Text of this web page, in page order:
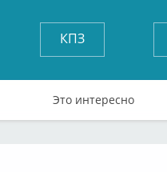
КПЗ
Это интересно